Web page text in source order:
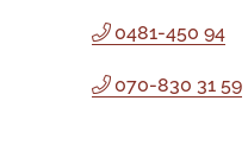
0481-450 94
070-830 31 59